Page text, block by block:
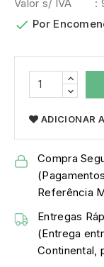
Valor s/ IVA
:
 Por
ADICIONAR
Compra
Referência
Entregas
(Entrega
Continental,